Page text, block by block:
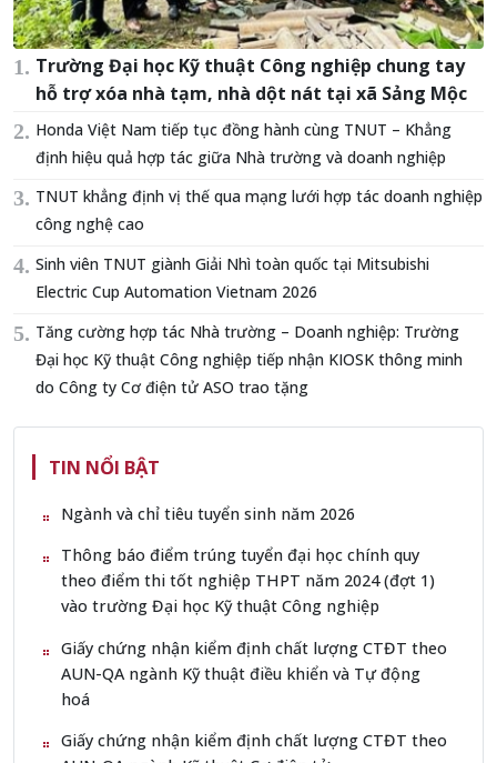
Trường Đại học Kỹ thuật Công nghiệp chung tay
hỗ trợ xóa nhà tạm, nhà dột nát tại xã Sảng Mộc
Honda Việt Nam tiếp tục đồng hành cùng TNUT – Khẳng
định hiệu quả hợp tác giữa Nhà trường và doanh nghiệp
TNUT khẳng định vị thế qua mạng lưới hợp tác doanh nghiệp
công nghệ cao
Sinh viên TNUT giành Giải Nhì toàn quốc tại Mitsubishi
Electric Cup Automation Vietnam 2026
Tăng cường hợp tác Nhà trường – Doanh nghiệp: Trường
Đại học Kỹ thuật Công nghiệp tiếp nhận KIOSK thông minh
do Công ty Cơ điện tử ASO trao tặng
TIN NỔI BẬT
Ngành và chỉ tiêu tuyển sinh năm 2026
Thông báo điểm trúng tuyển đại học chính quy
theo điểm thi tốt nghiệp THPT năm 2024 (đợt 1)
vào trường Đại học Kỹ thuật Công nghiệp
Giấy chứng nhận kiểm định chất lượng CTĐT theo
AUN-QA ngành Kỹ thuật điều khiển và Tự động
hoá
Giấy chứng nhận kiểm định chất lượng CTĐT theo